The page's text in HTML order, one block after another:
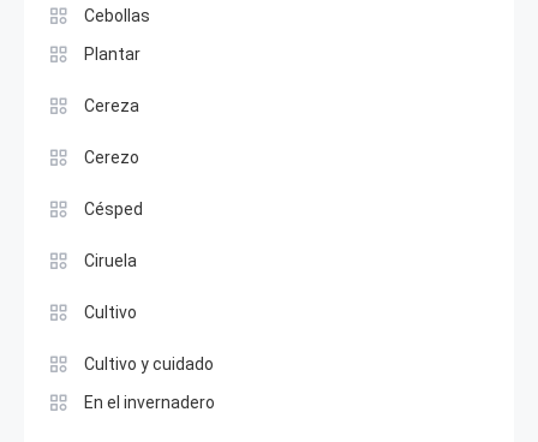
Cebollas
Plantar
Cereza
Cerezo
Césped
Ciruela
Cultivo
Cultivo y cuidado
En el invernadero